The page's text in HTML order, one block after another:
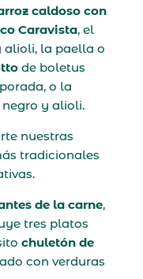
caldoso con
Caravista, el
la paella o
de boletus
o la
y alioli.
nuestras
tradicionales
de la carne,
tres platos
chuletón de
con verduras